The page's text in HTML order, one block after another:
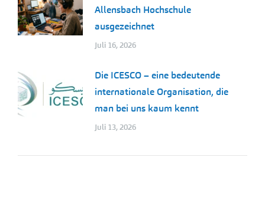
Allensbach Hochschule
ausgezeichnet
Juli 16, 2026
Die ICESCO – eine bedeutende
internationale Organisation, die
man bei uns kaum kennt
Juli 13, 2026